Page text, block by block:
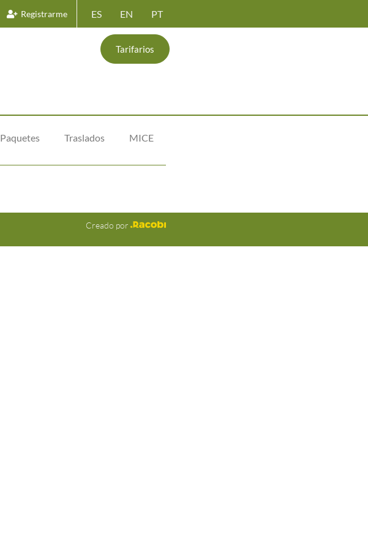
Registrarme ES EN PT
Tarifarios
Paquetes Traslados MICE
Creado por